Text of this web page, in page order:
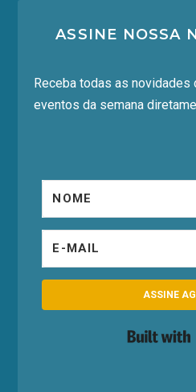
ASSINE NOSSA
Receba todas as novidades
eventos da semana
ASSINE